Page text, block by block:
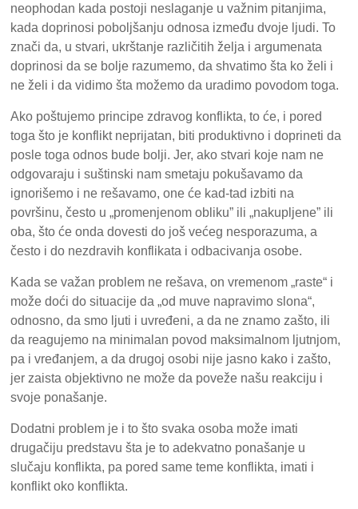
neophodan kada postoji neslaganje u važnim pitanjima,
kada doprinosi poboljšanju odnosa između dvoje ljudi. To
znači da, u stvari, ukrštanje različitih želja i argumenata
doprinosi da se bolje razumemo, da shvatimo šta ko želi i
ne želi i da vidimo šta možemo da uradimo povodom toga.
Ako poštujemo principe zdravog konflikta, to će, i pored
toga što je konflikt neprijatan, biti produktivno i doprineti da
posle toga odnos bude bolji. Jer, ako stvari koje nam ne
odgovaraju i suštinski nam smetaju pokušavamo da
ignorišemo i ne rešavamo, one će kad-tad izbiti na
površinu, često u „promenjenom obliku” ili „nakupljene” ili
oba, što će onda dovesti do još većeg nesporazuma, a
često i do nezdravih konflikata i odbacivanja osobe.
Kada se važan problem ne rešava, on vremenom „raste“ i
može doći do situacije da „od muve napravimo slona“,
odnosno, da smo ljuti i uvređeni, a da ne znamo zašto, ili
da reagujemo na minimalan povod maksimalnom ljutnjom,
pa i vređanjem, a da drugoj osobi nije jasno kako i zašto,
jer zaista objektivno ne može da poveže našu reakciju i
svoje ponašanje.
Dodatni problem je i to što svaka osoba može imati
drugačiju predstavu šta je to adekvatno ponašanje u
slučaju konflikta, pa pored same teme konflikta, imati i
konflikt oko konflikta.